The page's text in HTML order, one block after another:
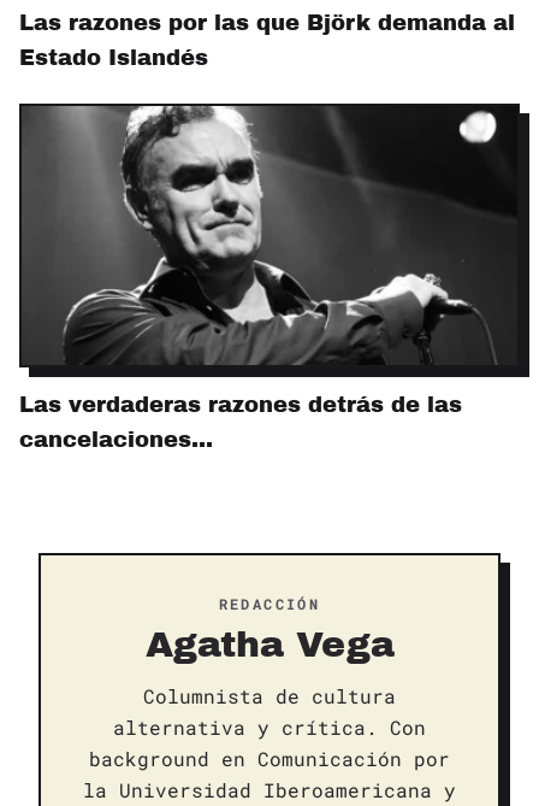
Las razones por las que Björk demanda al
Estado Islandés
Las verdaderas razones detrás de las
cancelaciones…
REDACCIÓN
Agatha Vega
Columnista de cultura
alternativa y crítica. Con
background en Comunicación por
la Universidad Iberoamericana y